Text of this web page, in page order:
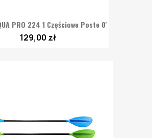
PRO 224 1 Częściowe Poste 0'
129,00 zł